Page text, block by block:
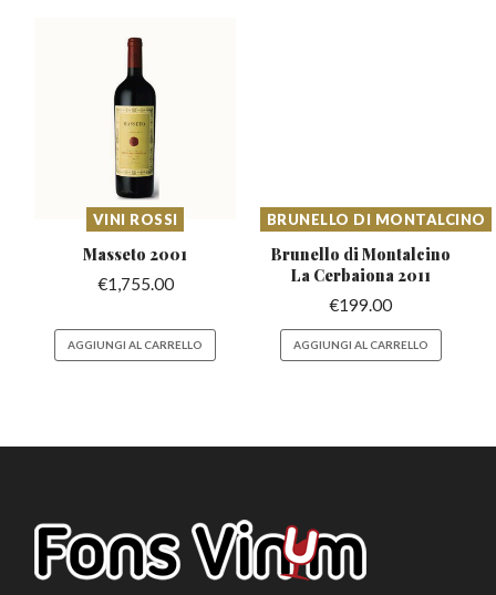
VINI ROSSI
Masseto 2001
€1,755.00
AGGIUNGI AL CARRELLO
BRUNELLO DI MONTALCINO
Brunello di Montalcino
La Cerbaiona 2011
€199.00
AGGIUNGI AL CARRELLO